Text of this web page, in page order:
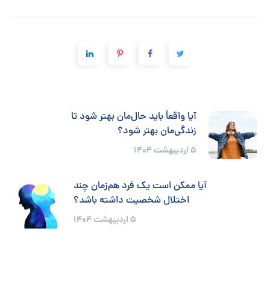
آیا واقعاً باید حال‌مان بهتر شود تا
زندگی‌مان بهتر شود؟
5 اردیبهشت 1404
آیا ممکن است یک فرد هم‌زمان چند
اختلال شخصیت داشته باشد؟
5 اردیبهشت 1404